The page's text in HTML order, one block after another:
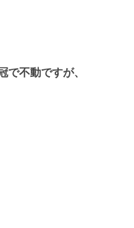
不動ですが、